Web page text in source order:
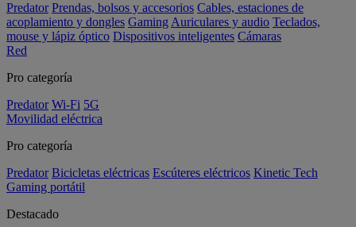
Predator Prendas, bolsos y accesorios Cables, estaciones de
acoplamiento y dongles Gaming Auriculares y audio Teclados,
mouse y lápiz óptico Dispositivos inteligentes Cámaras
Red
Pro categoría
Predator Wi-Fi 5G
Movilidad eléctrica
Pro categoría
Predator Bicicletas eléctricas Escúteres eléctricos Kinetic Tech
Gaming portátil
Destacado